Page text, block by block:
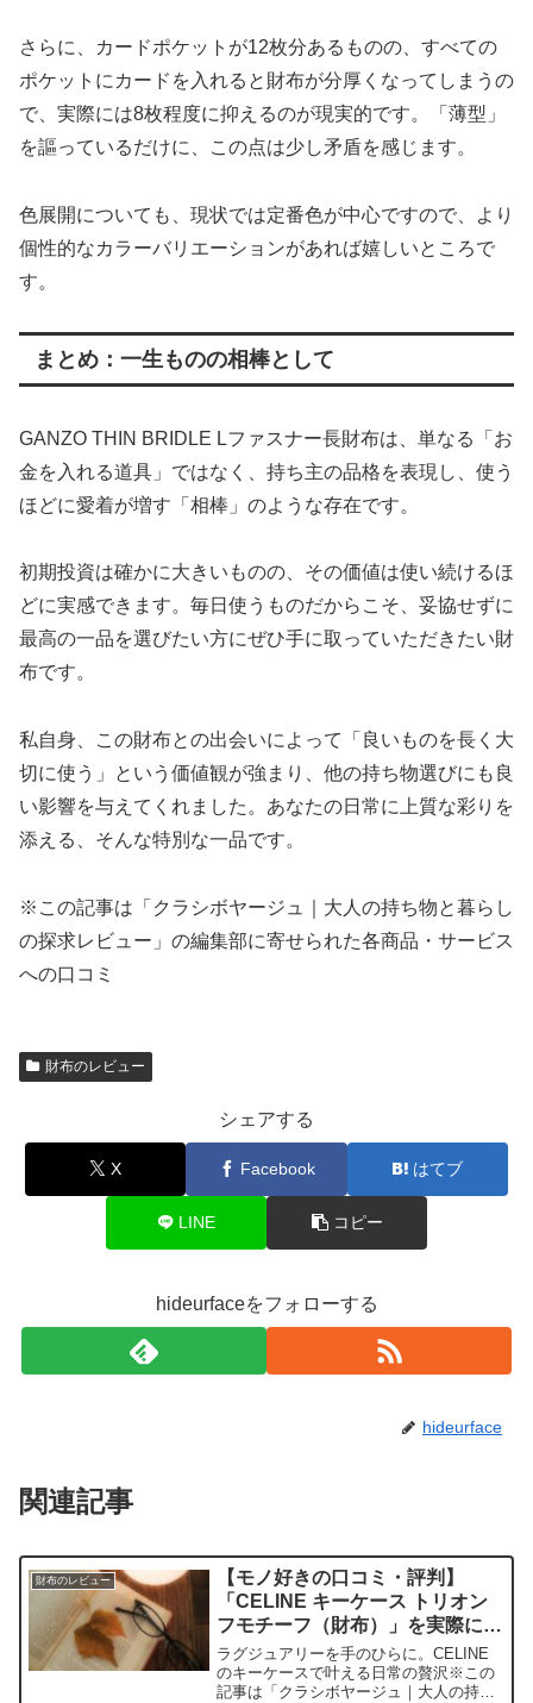
さらに、カードポケットが12枚分あるものの、すべての
ポケットにカードを入れると財布が分厚くなってしまうの
で、実際には8枚程度に抑えるのが現実的です。「薄型」
を謳っているだけに、この点は少し矛盾を感じます。
色展開についても、現状では定番色が中心ですので、より
個性的なカラーバリエーションがあれば嬉しいところで
す。
まとめ：一生ものの相棒として
GANZO THIN BRIDLE Lファスナー長財布は、単なる「お
金を入れる道具」ではなく、持ち主の品格を表現し、使う
ほどに愛着が増す「相棒」のような存在です。
初期投資は確かに大きいものの、その価値は使い続けるほ
どに実感できます。毎日使うものだからこそ、妥協せずに
最高の一品を選びたい方にぜひ手に取っていただきたい財
布です。
私自身、この財布との出会いによって「良いものを長く大
切に使う」という価値観が強まり、他の持ち物選びにも良
い影響を与えてくれました。あなたの日常に上質な彩りを
添える、そんな特別な一品です。
※この記事は「クラシボヤージュ｜大人の持ち物と暮らし
の探求レビュー」の編集部に寄せられた各商品・サービス
への口コミ
財布のレビュー
シェアする
X Facebook はてブ
LINE コピー
hideurfaceをフォローする
hideurface
関連記事
財布のレビュー
【モノ好きの口コミ・評判】
「CELINE キーケース トリオン
フモチーフ（財布）」を実際に使
ってみた正直感想
ラグジュアリーを手のひらに。CELINE
のキーケースで叶える日常の贅沢※この
記事は「クラシボヤージュ｜大人の持ち